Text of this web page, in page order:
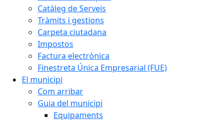
Catàleg de Serveis
Tràmits i gestions
Carpeta ciutadana
Impostos
Factura electrònica
Finestreta Única Empresarial (FUE)
El municipi
Com arribar
Guia del municipi
Equipaments